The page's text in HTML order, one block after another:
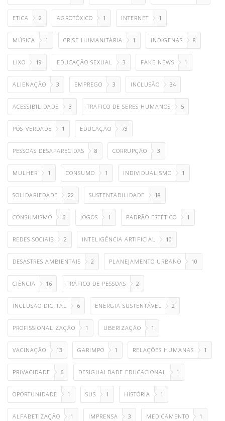
ETICA 2 AGROTÓXICO 1 INTERNET 1
MÚSICA 1 CRISE HUMANITÁRIA 1 INDIGENAS 8
LIXO 19 EDUCAÇÃO SEXUAL 3 FAKE NEWS 1
ALIENAÇÃO 3 EMPREGO 3 INCLUSÃO 34
ACESSIBILIDADE 3 TRAFICO DE SERES HUMANOS 5
PÓS-VERDADE 1 EDUCAÇÃO 73
PESSOAS DESAPARECIDAS 8 CORRUPÇÃO 3
MULHER 1 CONSUMO 1 INDIVIDUALISMO 1
SOLIDARIEDADE 22 SUSTENTABILIDADE 18
CONSUMISMO 6 JOGOS 1 PADRÃO ESTÉTICO 1
REDES SOCIAIS 2 INTELIGÊNCIA ARTIFICIAL 10
DESASTRES AMBIENTAIS 2 PLANEJAMENTO URBANO 10
CIÊNCIA 16 TRÁFICO DE PESSOAS 2
INCLUSÃO DIGITAL 6 ENERGIA SUSTENTÁVEL 2
PROFISSIONALIZAÇÃO 1 UBERIZAÇÃO 1
VACINAÇÃO 13 GARIMPO 1 RELAÇÕES HUMANAS 1
PRIVACIDADE 6 DESIGUALDADE EDUCACIONAL 1
OPORTUNIDADE 1 SUS 1 HISTÓRIA 1
ALFABETIZAÇÃO 1 IMPRENSA 3 MEDICAMENTO 1